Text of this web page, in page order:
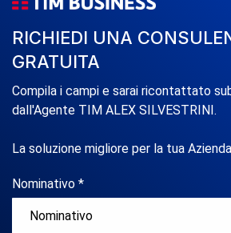
RICHIEDI UNA
GRATUITA
Compila i campi e sarai ricontattato
dall'Agente TIM ALEX SILVESTRINI.
La soluzione migliore per la tua
Nominativo *